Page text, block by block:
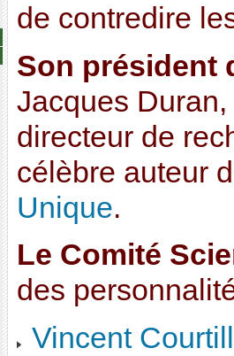
de contredire
Son président
Jacques
directeur de
célèbre auteur
Unique.
Le Comité
des
Vincent